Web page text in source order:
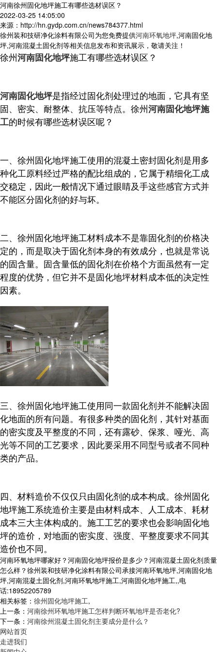
河南徐州固化地坪施工有哪些选材误区？
2022-03-25 14:05:00
来源：http://hn.gydp.com.cn/news784377.html
徐州装和技研净化涂料有限公司为您免费提供河南环氧地坪,河南固化地
坪,河南混凝土固化剂等相关信息发布和资讯展示，敬请关注！
徐州河南固化地坪施工有哪些选材误区？
河南固化地坪是指经过固化剂处理过的地面，它具有坚
固、密实、耐整体、抗压等特点。徐州河南固化地坪施
工的时候有哪些选材误区呢？
一、徐州固化地坪施工使用的混凝土密封固化剂是用多
种化工原料经过严格的配比组成的，它属于精细化工成
交稳定，因此一般情况下通过眼睛及手这些感官方式并
不能区分固化剂的好与坏。
二、徐州固化地坪施工材料成本不是靠固化剂的价格决
定的，而是取决于固化剂本身的有效成分，也就是常说
的固含量。固含量低的固化剂在价格个方面虽然有一定
程度的优势，但它并不是固化地坪材料成本低的决定性
因素。
三、徐州固化地坪施工使用同一款固化剂并不能解决固
化地面的所有问题。有很多种类的固化剂，其针对基面
的密实度及平整度的不同，还有露砂、保浆、哑光、高
光等不同的工艺要求，因此要采用不同型号或者不同种
类的产品。
四、材料造价不仅仅只由固化剂的成本构成。徐州固化
地坪施工系统造价主要是由材料成本、人工成本、耗材
成本三大主体构成的。施工工艺的要求也会影响固化地
坪的造价，对地面的密实度、强度、平整度要求不同其
造价也不同。
河南环氧地坪哪家好？河南固化地坪报价是多少？河南混凝土固化剂质量
怎么样？徐州装和技研净化涂料有限公司承接河南环氧地坪,河南固化地
坪,河南混凝土固化剂,河南环氧地坪施工,河南固化地坪施工,,电
话:18952205789
相关标签： 徐州固化地坪施工,
上一条： 河南徐州环氧地坪施工怎样判断环氧地坪是否老化?
下一条： 河南徐州混凝土固化剂主要成分是什么？
网站首页
走进我们